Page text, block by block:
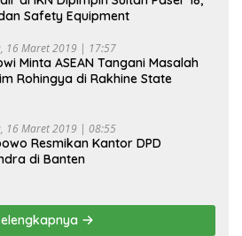
Safety Equipment
16 Maret 2019 | 17:57
Minta ASEAN Tangani Masalah
Rohingya di Rakhine State
16 Maret 2019 | 08:55
Resmikan Kantor DPD
di Banten